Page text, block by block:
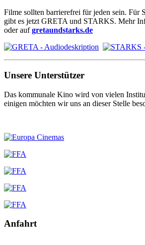
Filme sollten barrierefrei für jeden sein. Für
gibt es jetzt GRETA und STARKS. Mehr
oder aufgretaundstarks.de
Unsere Unterstützer
Das kommunale Kino wird von vielen
einigen möchten wir uns an dieser Stelle
Anfahrt